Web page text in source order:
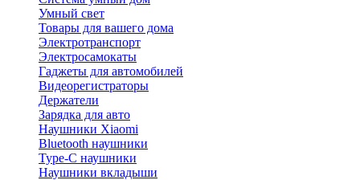
Умный свет
Товары для вашего дома
Электротранспорт
Электросамокаты
Гаджеты для автомобилей
Видеорегистраторы
Держатели
Зарядка для авто
Наушники Xiaomi
Bluetooth наушники
Type-C наушники
Наушники вкладыши